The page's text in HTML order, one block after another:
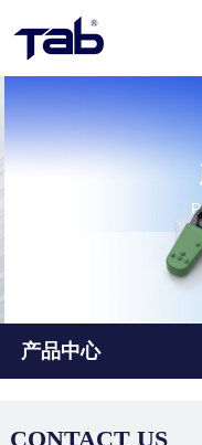
产品中心
CONTACT US